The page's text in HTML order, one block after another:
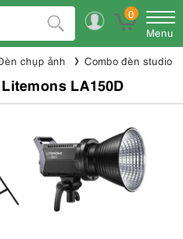
0
Menu
chụp ảnh Combo đèn studio
LA150D